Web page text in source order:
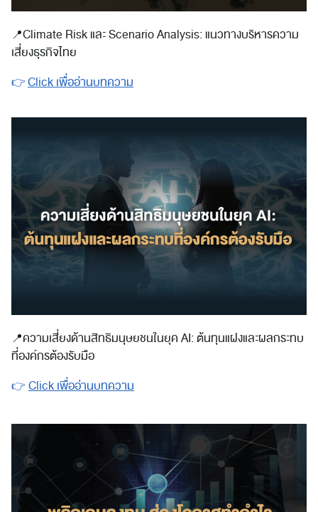
📍Climate Risk และ Scenario Analysis: แนวทางบริหารความ
เสี่ยงธุรกิจไทย
👉Click เพื่ออ่านบทความ
📍ความเสี่ยงด้านสิทธิมนุษยชนในยุค AI: ต้นทุนแฝงและผลกระทบ
ที่องค์กรต้องรับมือ
👉Click เพื่ออ่านบทความ